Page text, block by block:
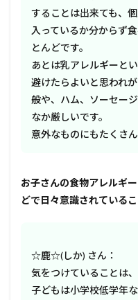
することは出来ても、
入っているか分からず
とんどです。
あとは乳アレルギーと
避けたらよいと思われ
般や、ハム、ソーセー
なか厳しいです。
意外なものにもたくさ
――お子さんの食物アレル
どで日々意識されている
☆鹿☆(しか) さん：
気をつけていることは
子どもは小学校低学年